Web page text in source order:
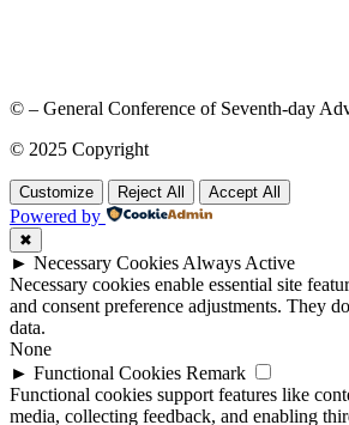
© – General Conference of Seventh-day
© 2025 Copyright
Customize Reject All Accept All
Powered by
✖
► Necessary Cookies Always Active
Necessary cookies enable essential site
and consent preference adjustments. They
data.
None
► Functional Cookies Remark
Functional cookies support features like
media, collecting feedback, and enabling